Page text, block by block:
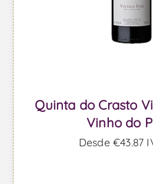
Quinta do Crasto
Vinho do
Desde €43,87